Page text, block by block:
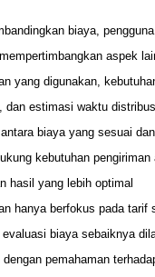
biaya,
aspek
yang digunakan,
dan estimasi waktu
biaya yang sesuai
kebutuhan pengiriman
hasil yang lebih optimal
hanya berfokus pada tarif
evaluasi biaya sebaiknya
dengan pemahaman